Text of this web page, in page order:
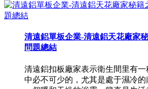
清遠鋁單板企業-清遠鋁天花廠家
問題總結
清遠鋁扣板廠家表示衛生間里有
中必不可少的，尤其是處于濕冷